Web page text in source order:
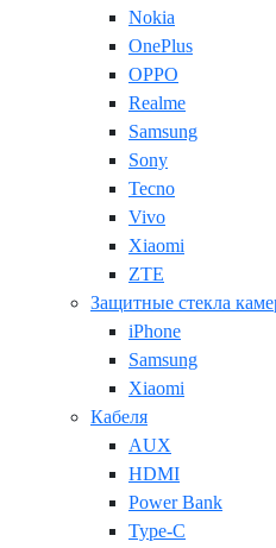
Nokia
OnePlus
OPPO
Realme
Samsung
Sony
Tecno
Vivo
Xiaomi
ZTE
Защитные стекла
iPhone
Samsung
Xiaomi
Кабеля
AUX
HDMI
Power Bank
Type-C